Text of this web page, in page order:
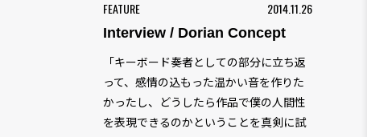
FEATURE 2014.11.26
Interview / Dorian Concept
「キーボード奏者としての部分に立ち返
って、感情の込もった温かい音を作りた
かったし、どうしたら作品で僕の人間性
を表現できるのかということを真剣に試